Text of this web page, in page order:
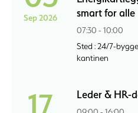
Sep 2026
smart for alle
07:30 - 10:00
Sted : 24/7-
kantinen
17 Leder & HR-